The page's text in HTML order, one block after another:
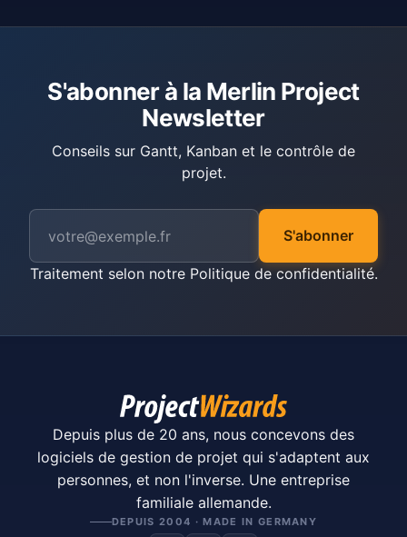
S'abonner à la Merlin Project
Newsletter
Conseils sur Gantt, Kanban et le contrôle de
projet.
S'abonner
Traitement selon notre Politique de confidentialité.
Depuis plus de 20 ans, nous concevons des
logiciels de gestion de projet qui s'adaptent aux
personnes, et non l'inverse. Une entreprise
familiale allemande.
DEPUIS 2004 · MADE IN GERMANY